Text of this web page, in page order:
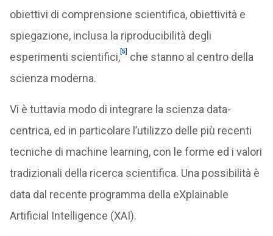
obiettivi di comprensione scientifica, obiettività e
spiegazione, inclusa la riproducibilità degli
esperimenti scientifici,[5]
che stanno al centro della
scienza moderna.
Vi è tuttavia modo di integrare la scienza data-
centrica, ed in particolare l’utilizzo delle più recenti
tecniche di machine learning, con le forme ed i valori
tradizionali della ricerca scientifica. Una possibilità è
data dal recente programma della eXplainable
Artificial Intelligence (XAI).